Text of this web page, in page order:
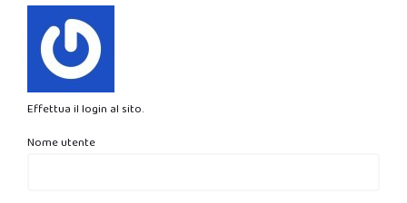
Effettua il login al sito.
Nome utente